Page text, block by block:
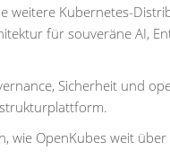
weitere Kubernetes-
für souveräne AI,
Sicherheit und
wie OpenKubes weit